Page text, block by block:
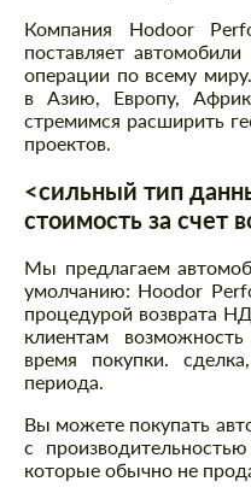
Компания Hodoor
поставляет
операции по всему
в Азию, Европу,
стремимся расширить
проектов.
<сильный тип
стоимость за счет
Мы предлагаем
умолчанию: Hoodor
процедурой возврата
клиентам
время покупки.
периода.
Вы можете покупать
с
которые обычно не